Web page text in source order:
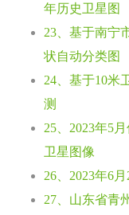
年历史卫星图
23、基于南宁
状自动分类图
24、基于10米
测
25、2023年5
卫星图像
26、2023年6
27、山东省青